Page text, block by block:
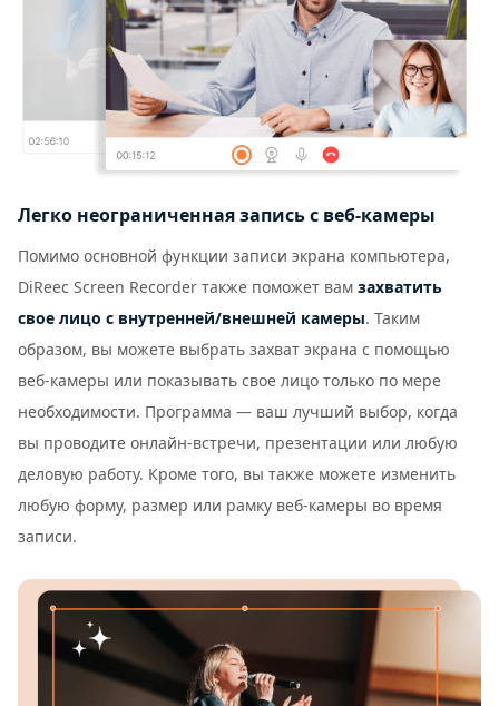
Легко неограниченная запись с веб-камеры
Помимо основной функции записи экрана компьютера,
DiReec Screen Recorder также поможет вам захватить
свое лицо с внутренней/внешней камеры. Таким
образом, вы можете выбрать захват экрана с помощью
веб-камеры или показывать свое лицо только по мере
необходимости. Программа — ваш лучший выбор, когда
вы проводите онлайн-встречи, презентации или любую
деловую работу. Кроме того, вы также можете изменить
любую форму, размер или рамку веб-камеры во время
записи.